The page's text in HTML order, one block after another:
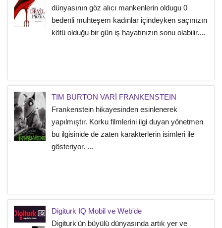
dünyasının göz alıcı mankenlerin oldugu 0
bedenli muhteşem kadınlar içindeyken saçınızın
kötü olduğu bir gün iş hayatınızın sonu olabilir....
TIM BURTON VARİ FRANKENSTEIN
Frankenstein hikayesinden esinlenerek
yapılmıştır. Korku filmlerini ilgi duyan yönetmen
bu ilgisinide de zaten karakterlerin isimleri ile
gösteriyor. ...
Digiturk IQ Mobil ve Web'de
Digiturk'ün büyülü dünyasında artık yer ve